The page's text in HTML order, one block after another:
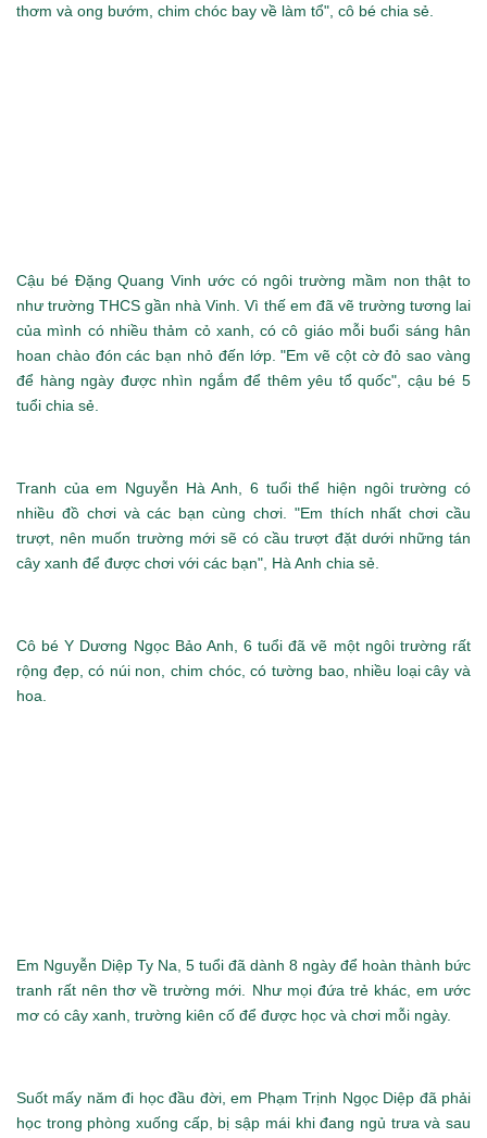
thơm và ong bướm, chim chóc bay về làm tổ", cô bé chia sẻ.
Cậu bé Đặng Quang Vinh ước có ngôi trường mầm non thật to
như trường THCS gần nhà Vinh. Vì thế em đã vẽ trường tương lai
của mình có nhiều thảm cỏ xanh, có cô giáo mỗi buổi sáng hân
hoan chào đón các bạn nhỏ đến lớp. "Em vẽ cột cờ đỏ sao vàng
để hàng ngày được nhìn ngắm để thêm yêu tổ quốc", cậu bé 5
tuổi chia sẻ.
Tranh của em Nguyễn Hà Anh, 6 tuổi thể hiện ngôi trường có
nhiều đồ chơi và các bạn cùng chơi. "Em thích nhất chơi cầu
trượt, nên muốn trường mới sẽ có cầu trượt đặt dưới những tán
cây xanh để được chơi với các bạn", Hà Anh chia sẻ.
Cô bé Y Dương Ngọc Bảo Anh, 6 tuổi đã vẽ một ngôi trường rất
rộng đẹp, có núi non, chim chóc, có tường bao, nhiều loại cây và
hoa.
Em Nguyễn Diệp Ty Na, 5 tuổi đã dành 8 ngày để hoàn thành bức
tranh rất nên thơ về trường mới. Như mọi đứa trẻ khác, em ước
mơ có cây xanh, trường kiên cố để được học và chơi mỗi ngày.
Suốt mấy năm đi học đầu đời, em Phạm Trịnh Ngọc Diệp đã phải
học trong phòng xuống cấp, bị sập mái khi đang ngủ trưa và sau